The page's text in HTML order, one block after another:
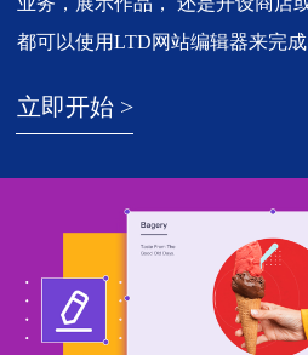
都可以使用LTD网站编辑器来完成
立即开始 >